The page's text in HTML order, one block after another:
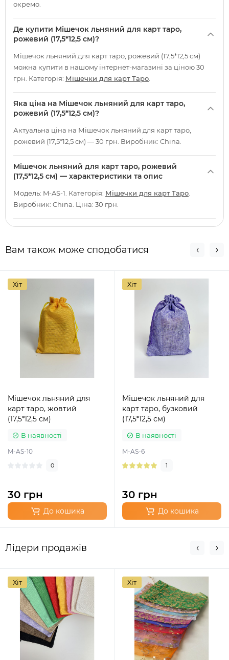
окремо.
Де купити Мішечок льняний для карт таро,
рожевий (17,5*12,5 см)?
Мішечок льняний для карт таро, рожевий (17,5*12,5 см)
можна купити в нашому інтернет-магазині за ціною 30
грн. Категорія: Мішечки для карт Таро
Яка ціна на Мішечок льняний для карт таро,
рожевий (17,5*12,5 см)?
Актуальна ціна на Мішечок льняний для карт таро,
рожевий (17,5*12,5 см) — 30 грн. Виробник: China.
Мішечок льняний для карт таро, рожевий
(17,5*12,5 см) — характеристики та опис
Модель: M-AS-1. Категорія: Мішечки для карт Таро
Виробник: China. Ціна: 30 грн.
Вам також може сподобатися
Хіт
Мішечок льняний для
карт таро, жовтий
(17,5*12,5 см)
В наявності
M-AS-10
0
30 грн
До кошика
Хіт
Мішечок льняний для
карт таро, бузковий
(17,5*12,5 см)
В наявності
M-AS-6
1
30 грн
До кошика
Лідери продажів
Хіт Хіт